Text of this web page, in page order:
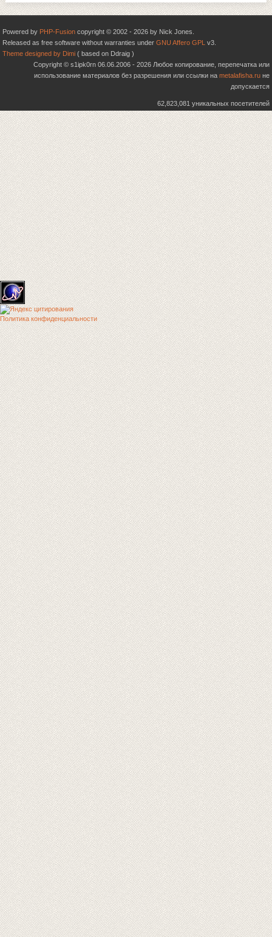
Powered by PHP-Fusion copyright © 2002 - 2026 by Nick Jones.
Released as free software without warranties under GNU Affero GPL v3.
Theme designed by Dimi ( based on Ddraig )
Copyright © s1ipk0rn 06.06.2006 - 2026 Любое копирование, перепечатка или
использование материалов без разрешения или ссылки на metalafisha.ru не
допускается
62,823,081 уникальных посетителей
Политика конфиденциальности